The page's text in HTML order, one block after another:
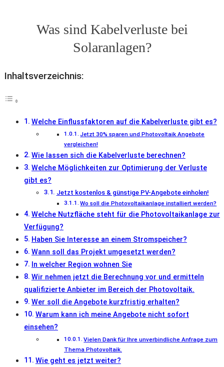
Was sind Kabelverluste bei
Solaranlagen?
Inhaltsverzeichnis:
Welche Einflussfaktoren auf die Kabelverluste gibt es?
Jetzt 30% sparen und Photovoltaik Angebote
vergleichen!
Wie lassen sich die Kabelverluste berechnen?
Welche Möglichkeiten zur Optimierung der Verluste
gibt es?
Jetzt kostenlos & günstige PV-Angebote einholen!
Wo soll die Photovoltaikanlage installiert werden?
Welche Nutzfläche steht für die Photovoltaikanlage zur
Verfügung?
Haben Sie Interesse an einem Stromspeicher?
Wann soll das Projekt umgesetzt werden?
In welcher Region wohnen Sie
Wir nehmen jetzt die Berechnung vor und ermitteln
qualifizierte Anbieter im Bereich der Photovoltaik.
Wer soll die Angebote kurzfristig erhalten?
Warum kann ich meine Angebote nicht sofort
einsehen?
Vielen Dank für Ihre unverbindliche Anfrage zum
Thema Photovoltaik.
Wie geht es jetzt weiter?